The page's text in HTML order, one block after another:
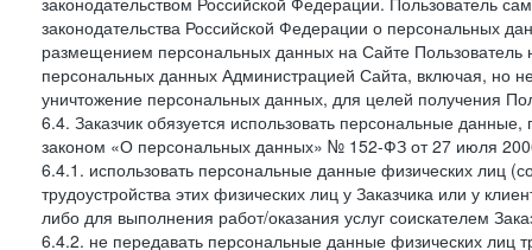
законодательства Российской Федерации о персональных
размещением персональных данных на Сайте Пользователь
персональных данных Администрацией Сайта, включая, но
уничтожение персональных данных, для целей получения
6.4. Заказчик обязуется использовать персональные
законом «О персональных данных» № 152-ФЗ от 27 июля
6.4.1. использовать персональные данные физических лиц
трудоустройства этих физических лиц у Заказчика или у
либо для выполнения работ/оказания услуг соискателем
6.4.2. не передавать персональные данные физических лиц